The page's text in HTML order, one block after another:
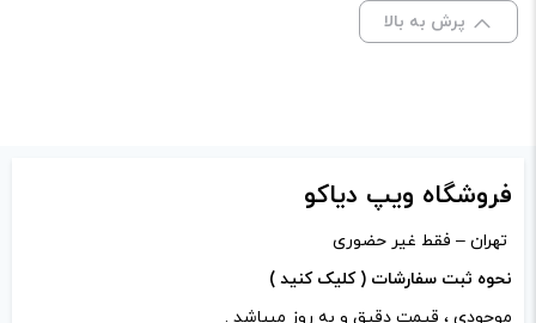
از کادر بالا انتخاب کنید.
پرش به بالا
فروشگاه ویپ دیاکو
تهران – فقط غیر حضوری
نحوه ثبت سفارشات ( کلیک کنید )
موجودی ، قیمت دقیق و به روز میباشد .